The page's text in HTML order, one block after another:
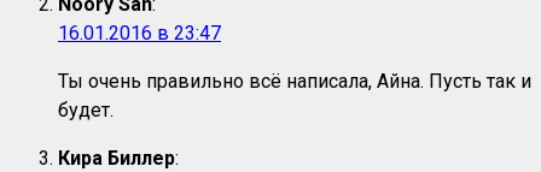
16.01.2016 в 23:47
Ты очень правильно всё написала, Айна. Пусть так и
будет.
Кира Биллер: